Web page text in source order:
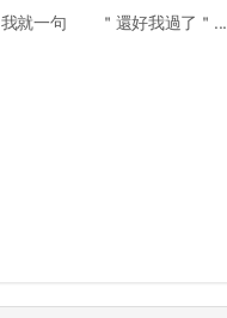
我就一句 ＂還好我過了＂...